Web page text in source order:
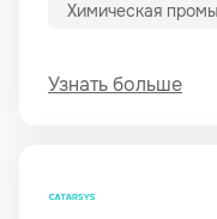
Химическая
Узнать больше